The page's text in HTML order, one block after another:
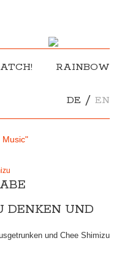
RAINBOW
DE / EN
Music"
DENKEN UND
und Chee Shimizu